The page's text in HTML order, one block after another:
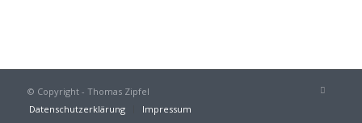
© Copyright - Thomas Zipfel
Datenschutzerklärung
Impressum